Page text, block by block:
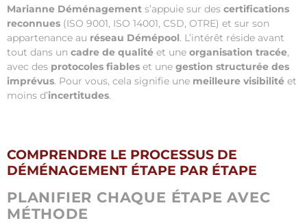
Marianne Déménagement s’appuie sur des certifications
reconnues (ISO 9001, ISO 14001, CSD, OTRE) et sur son
appartenance au réseau Démépool. L’intérêt réside avant
tout dans un cadre de qualité et une organisation tracée,
avec des protocoles fiables et une gestion structurée des
imprévus. Pour vous, cela signifie une meilleure visibilité et
moins d’incertitudes.
COMPRENDRE LE PROCESSUS DE
DÉMÉNAGEMENT ÉTAPE PAR ÉTAPE
PLANIFIER CHAQUE ÉTAPE AVEC
MÉTHODE